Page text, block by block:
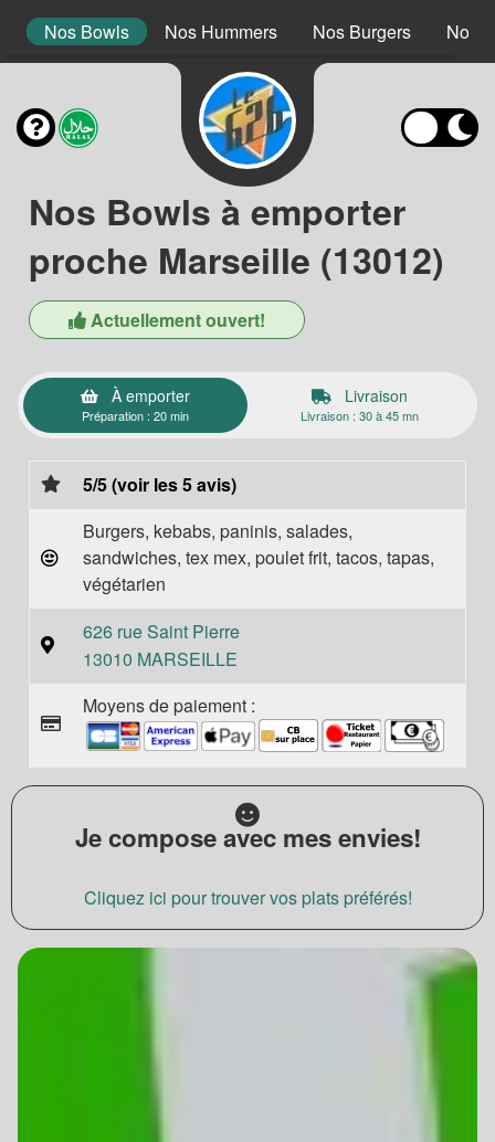
Nos Bowls Nos Hummers Nos Burgers Nos
Nos Bowls à emporter
proche Marseille (13012)
Actuellement ouvert!
À emporter
Préparation : 20 min
Livraison
Livraison : 30 à 45 mn
5/5 (voir les 5 avis)
Burgers, kebabs, paninis, salades,
sandwiches, tex mex, poulet frit, tacos, tapas,
végétarien
626 rue Saint Pierre
13010 MARSEILLE
Moyens de paiement :
Je compose avec mes envies!
Cliquez ici pour trouver vos plats préférés!